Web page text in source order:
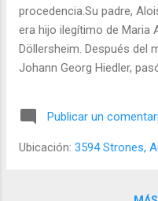
procedencia.Su padre,
era hijo ilegítimo de Maria
Döllersheim. Después del
Johann Georg Hiedler,
Nemopuceno Hüttler.
aprendiz de zapatero con
en Spital y después en
Publicar un
Ubicación: 3594 Strones,